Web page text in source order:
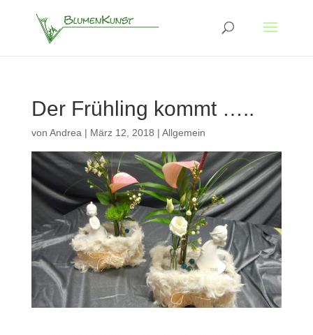
Der Frühling kommt …..
von Andrea | März 12, 2018 | Allgemein